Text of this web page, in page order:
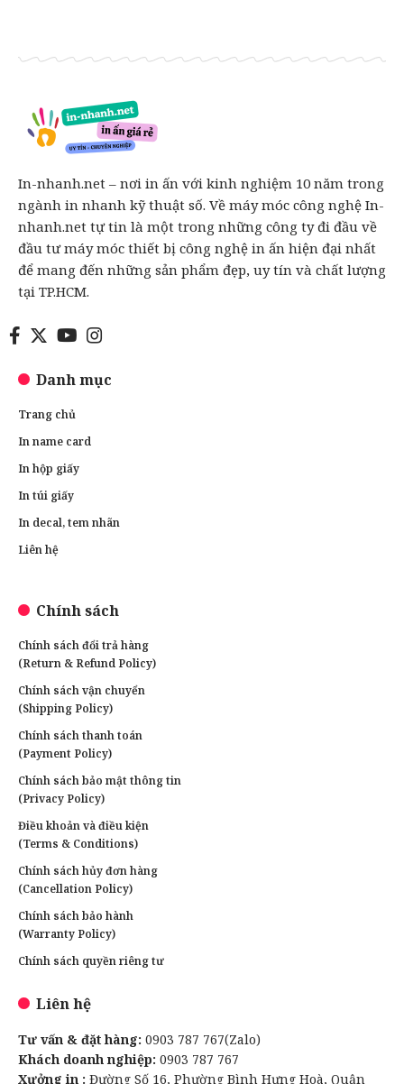
In-nhanh.net – nơi in ấn với kinh nghiệm 10 năm trong
ngành in nhanh kỹ thuật số. Về máy móc công nghệ In-
nhanh.net tự tin là một trong những công ty đi đầu về
đầu tư máy móc thiết bị công nghệ in ấn hiện đại nhất
để mang đến những sản phẩm đẹp, uy tín và chất lượng
tại TP.HCM.
Danh mục
Trang chủ
In name card
In hộp giấy
In túi giấy
In decal, tem nhãn
Liên hệ
Chính sách
Chính sách đổi trả hàng
(Return & Refund Policy)
Chính sách vận chuyển
(Shipping Policy)
Chính sách thanh toán
(Payment Policy)
Chính sách bảo mật thông tin
(Privacy Policy)
Điều khoản và điều kiện
(Terms & Conditions)
Chính sách hủy đơn hàng
(Cancellation Policy)
Chính sách bảo hành
(Warranty Policy)
Chính sách quyền riêng tư
Liên hệ
Tư vấn & đặt hàng: 0903 787 767(Zalo)
Khách doanh nghiệp: 0903 787 767
Xưởng in : Đường Số 16, Phường Bình Hưng Hoà, Quận